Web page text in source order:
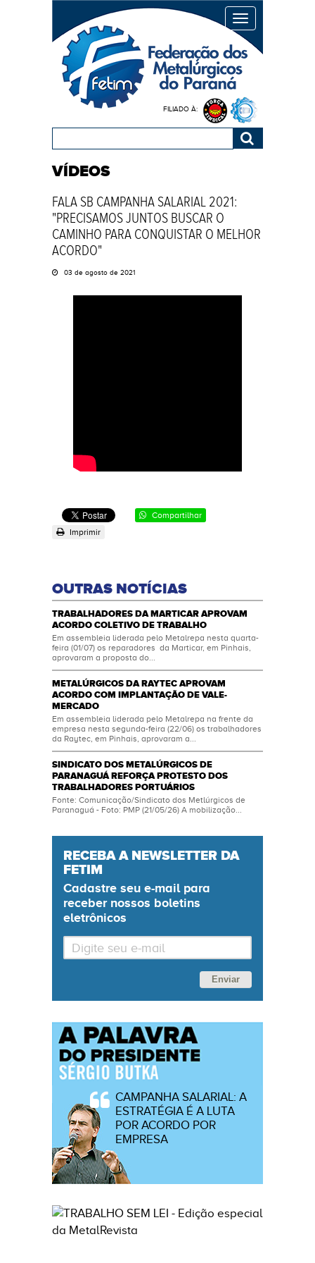
MENU
FILIADO À:
VÍDEOS
FALA SB CAMPANHA SALARIAL 2021:
"PRECISAMOS JUNTOS BUSCAR O
CAMINHO PARA CONQUISTAR O MELHOR
ACORDO"
03 de agosto de 2021
Compartilhar
Imprimir
OUTRAS NOTÍCIAS
TRABALHADORES DA MARTICAR APROVAM
ACORDO COLETIVO DE TRABALHO
Em assembleia liderada pelo Metalrepa nesta quarta-
feira (01/07) os reparadores da Marticar, em Pinhais,
aprovaram a proposta do...
METALÚRGICOS DA RAYTEC APROVAM
ACORDO COM IMPLANTAÇÃO DE VALE-
MERCADO
Em assembleia liderada pelo Metalrepa na frente da
empresa nesta segunda-feira (22/06) os trabalhadores
da Raytec, em Pinhais, aprovaram a...
SINDICATO DOS METALÚRGICOS DE
PARANAGUÁ REFORÇA PROTESTO DOS
TRABALHADORES PORTUÁRIOS
Fonte: Comunicação/Sindicato dos Metlúrgicos de
Paranaguá - Foto: PMP (21/05/26) A mobilização...
RECEBA A NEWSLETTER DA
FETIM
Cadastre seu e-mailpara
receber nossos boletins
eletrônicos
Enviar
CAMPANHA SALARIAL: A
ESTRATÉGIA É A LUTA
POR ACORDO POR
EMPRESA